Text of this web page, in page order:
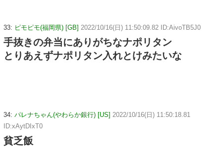
33: ピモピモ(福岡県) [GB] 2022/10/16(日) 11:50:09.82 ID:AivoTB5J0
手抜きの弁当にありがちなナポリタン
とりあえずナポリタン入れとけみたいな
34: パレナちゃん(やわらか銀行) [US] 2022/10/16(日) 11:50:18.81
ID:xAytDIxT0
貧乏飯